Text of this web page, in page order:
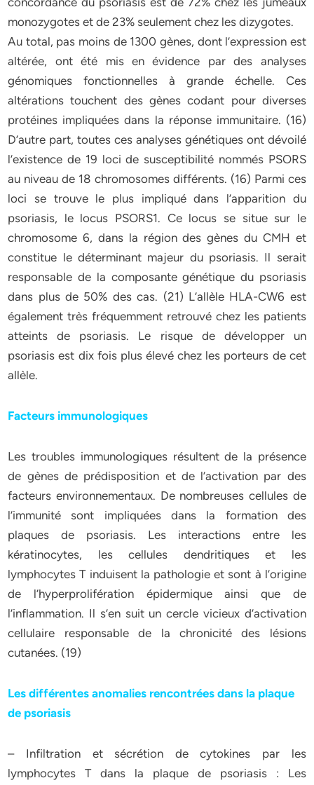
monozygotes et de 23% seulement chez les dizygotes.
Au total, pas moins de 1300 gènes, dont l’expression est
altérée, ont été mis en évidence par des analyses
génomiques fonctionnelles à grande échelle. Ces
altérations touchent des gènes codant pour diverses
protéines impliquées dans la réponse immunitaire. (16)
D’autre part, toutes ces analyses génétiques ont dévoilé
l’existence de 19 loci de susceptibilité nommés PSORS
au niveau de 18 chromosomes différents. (16) Parmi ces
loci se trouve le plus impliqué dans l’apparition du
psoriasis, le locus PSORS1. Ce locus se situe sur le
chromosome 6, dans la région des gènes du CMH et
constitue le déterminant majeur du psoriasis. Il serait
responsable de la composante génétique du psoriasis
dans plus de 50% des cas. (21) L’allèle HLA-CW6 est
également très fréquemment retrouvé chez les patients
atteints de psoriasis. Le risque de développer un
psoriasis est dix fois plus élevé chez les porteurs de cet
allèle.
Facteurs immunologiques
Les troubles immunologiques résultent de la présence
de gènes de prédisposition et de l’activation par des
facteurs environnementaux. De nombreuses cellules de
l’immunité sont impliquées dans la formation des
plaques de psoriasis. Les interactions entre les
kératinocytes, les cellules dendritiques et les
lymphocytes T induisent la pathologie et sont à l’origine
de l’hyperprolifération épidermique ainsi que de
l’inflammation. Il s’en suit un cercle vicieux d’activation
cellulaire responsable de la chronicité des lésions
cutanées. (19)
Les différentes anomalies rencontrées dans la plaque
de psoriasis
– Infiltration et sécrétion de cytokines par les
lymphocytes T dans la plaque de psoriasis : Les